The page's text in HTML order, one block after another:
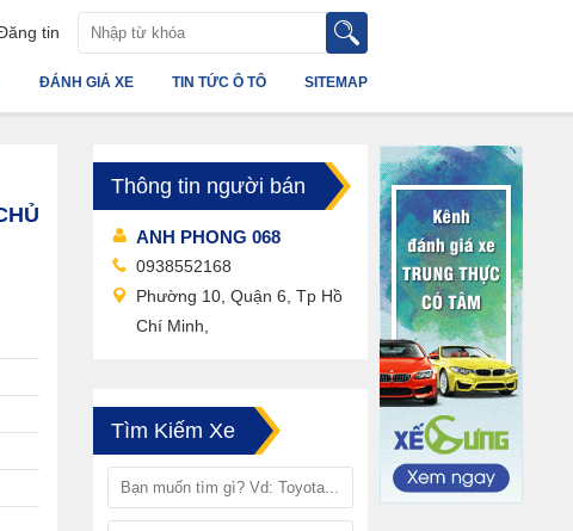
tin
SITEMAP
TIN TỨC Ô TÔ
ĐÁNH GIÁ XE
Thông tin người bán
ANH PHONG 068
0938552168
Phường 10, Quận 6, Tp Hồ
Chí Minh,
Tìm Kiếm Xe